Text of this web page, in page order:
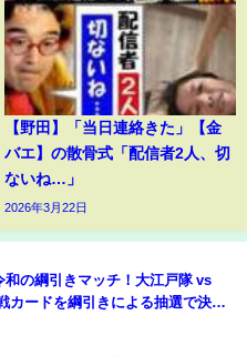
【野田】「当日連絡きた」【金
バエ】の散骨式「配信者2人、切
ないね…」
2026年3月22日
和の綱引きマッチ！大江戸隊 vs
カードを綱引きによる抽選で決